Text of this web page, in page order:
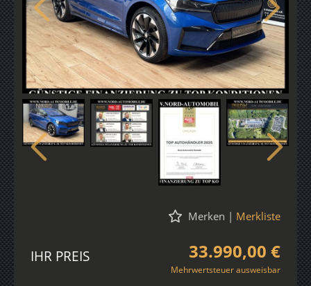
Merken | Merkliste
IHR PREIS 33.990,00 €
Mehrwertsteuer ausweisbar